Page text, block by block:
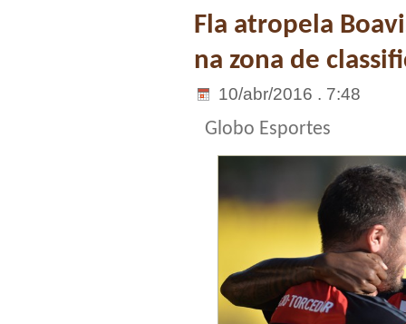
Fla atropela
na zona de
10/abr/2016 . 7:48
Globo Esportes